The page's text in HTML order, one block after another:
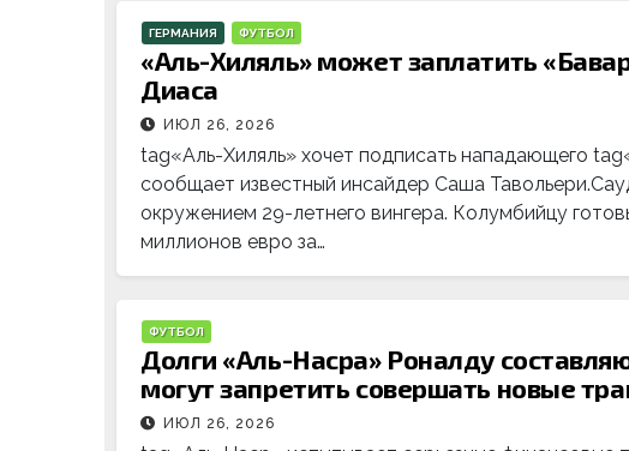
ГЕРМАНИЯ ФУТБОЛ
«Аль-Хиляль» может заплатить
Диаса
ИЮЛ 26, 2026
tag«Аль-Хиляль» хочет подписать нападающего
сообщает известный инсайдер Саша
окружением 29-летнего вингера. Колумбийцу
миллионов евро за…
ФУТБОЛ
Долги «Аль-Насра» Роналду
могут запретить совершать новые
ИЮЛ 26, 2026